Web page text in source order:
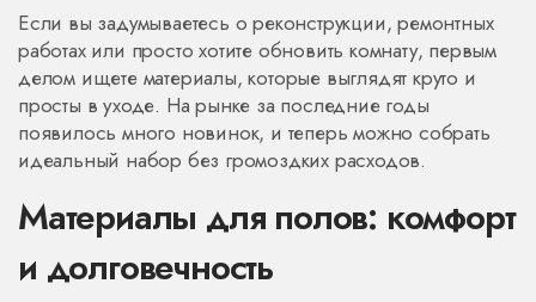
Если вы задумываетесь о реконструкции, ремонтных
работах или просто хотите обновить комнату, первым
делом ищете материалы, которые выглядят круто и
просты в уходе. На рынке за последние годы
появилось много новинок, и теперь можно собрать
идеальный набор без громоздких расходов.
Материалы для полов: комфорт
и долговечность